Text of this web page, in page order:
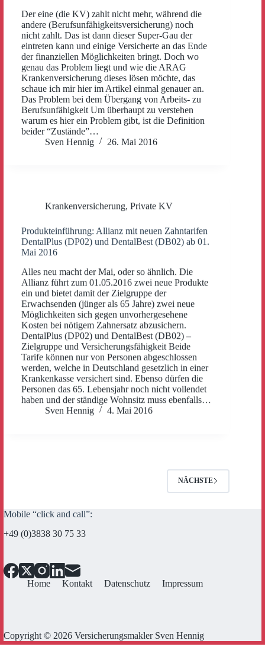
Der eine (die KV) zahlt nicht mehr, während die
andere (Berufsunfähigkeitsversicherung) noch
nicht zahlt. Das ist dann dieser Super-Gau der
eintreten kann und einige Versicherte an das Ende
der finanziellen Möglichkeiten bringt. Doch wo
genau das Problem liegt und wie die ARAG
Krankenversicherung dieses lösen möchte, das
schaue ich mir hier im Artikel einmal genauer an.
Das Problem bei dem Übergang von Arbeits- zu
Berufsunfähigkeit Um überhaupt zu verstehen
warum es hier ein Problem gibt, ist die Definition
beider “Zustände”…
Sven Hennig
26. Mai 2016
Krankenversicherung, Private KV
Produkteinführung: Allianz mit neuen Zahntarifen
DentalPlus (DP02) und DentalBest (DB02) ab 01.
Mai 2016
Alles neu macht der Mai, oder so ähnlich. Die
Allianz führt zum 01.05.2016 zwei neue Produkte
ein und bietet damit der Zielgruppe der
Erwachsenden (jünger als 65 Jahre) zwei neue
Möglichkeiten sich gegen unvorhergesehene
Kosten bei nötigem Zahnersatz abzusichern.
DentalPlus (DP02) und DentalBest (DB02) –
Zielgruppe und Versicherungsfähigkeit Beide
Tarife können nur von Personen abgeschlossen
werden, welche in Deutschland gesetzlich in einer
Krankenkasse versichert sind. Ebenso dürfen die
Personen das 65. Lebensjahr noch nicht vollendet
haben und der ständige Wohnsitz muss ebenfalls…
Sven Hennig
4. Mai 2016
NÄCHSTE
Mobile “click and call”:
+49 (0)3838 30 75 33
Home Kontakt Datenschutz Impressum
Copyright © 2026 Versicherungsmakler Sven Hennig
Cookie Consent mit Real Cookie Banner